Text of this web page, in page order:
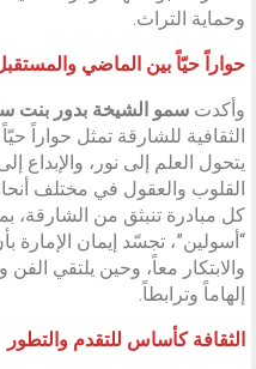
وحماية التراث.
حواراً حيّاً بين الماضي
وأكدتسمو الشيخة بدور بنت
الثقافية للشارقة تمثل حواراً
يتحول العلم إلى نور، والإبداع
القلوب والعقول في مختلف
كل مبادرة تنبثق من الشارقة،
“أسولين”، تجسّد إيمان الإمارة
والابتكار معاً، وحين يلتقي
إلهاماً وترابطاً.
الثقافة كأساس للتقدم والتطور